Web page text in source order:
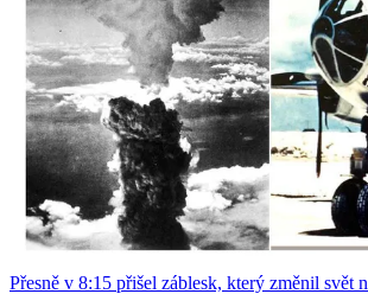
Přesně v 8:15 přišel záblesk, který změnil svět